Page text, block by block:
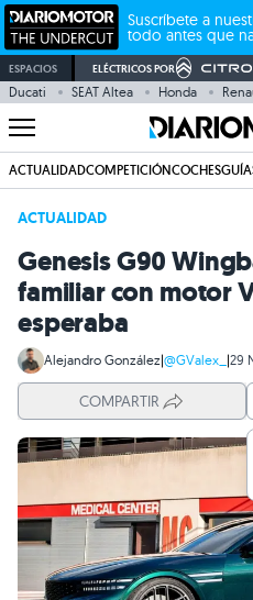
Suscríbete a
todo antes que
ESPACIOS ELÉCTRICOS POR
Ducati SEAT Altea Honda
ACTUALIDADCOMPETICIÓNCOCHES
ACTUALIDAD
Genesis G90
familiar con motor
esperaba
Alejandro González|@GValex_ |29
COMPARTIR